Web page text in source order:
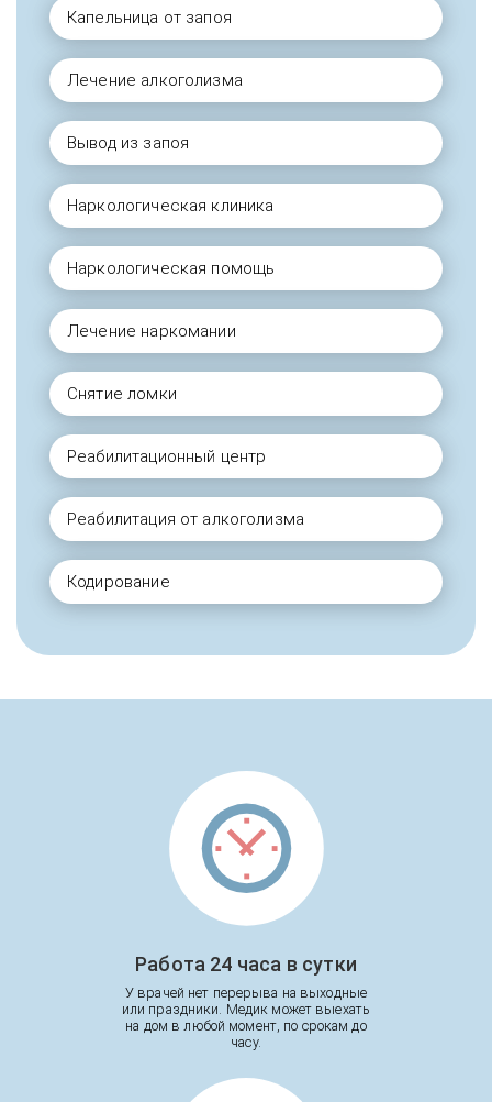
Капельница от запоя
Лечение алкоголизма
Вывод из запоя
Наркологическая клиника
Наркологическая помощь
Лечение наркомании
Снятие ломки
Реабилитационный центр
Реабилитация от алкоголизма
Кодирование
Работа 24 часа в сутки
У врачей нет перерыва на выходные
или праздники. Медик может выехать
на дом в любой момент, по срокам до
часу.